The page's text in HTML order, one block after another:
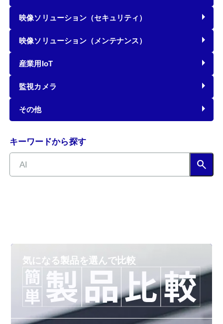
映像ソリューション（セキュリティ）
映像ソリューション（メンテナンス）
産業用IoT
監視カメラ
その他
キーワードから探す
search
気になる製品を選んで比較